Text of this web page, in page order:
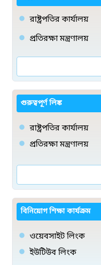
রাষ্ট্রপতির কার্যালয়
প্রতিরক্ষা মন্ত্রণালয়
গুরুত্বপূর্ণ লিঙ্ক
রাষ্ট্রপতির কার্যালয়
প্রতিরক্ষা মন্ত্রণালয়
বিনিয়োগ শিক্ষা কার্যক্রম
ওয়েবসাইট লিংক
ইউটিউব লিংক